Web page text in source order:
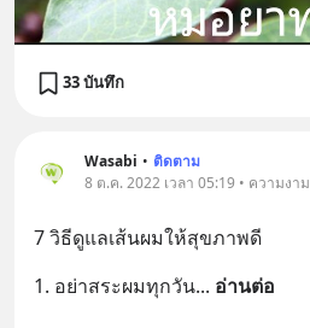
33 บันทึก
Wasabi • ติดตาม
8 ต.ค. 2022 เวลา 05:19 • ความงาม
7 วิธีดูแลเส้นผมให้สุขภาพดี
1. อย่าสระผมทุกวัน... อ่านต่อ